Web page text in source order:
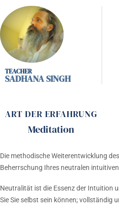
SADHANA SINGH
ART DER ERFAHRUNG
Meditation
Die methodische Weiterentwicklung
Beherrschung Ihres neutralen
Neutralität ist die Essenz der Intuition
Sie Sie selbst sein können; vollständig